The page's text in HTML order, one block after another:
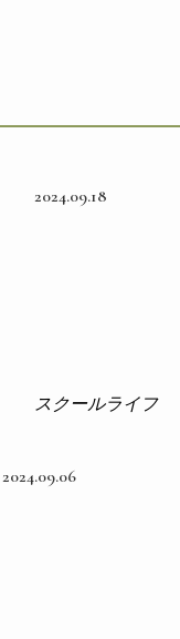
2024.09.18
スクールライフ
2024.09.06